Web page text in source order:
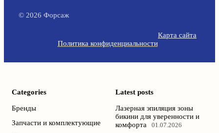
© 2026 Форсаж
Карта сайта
Политика конфиденциальности
Categories
Бренды
Запчасти и комплектующие
Latest posts
Лазерная эпиляция зоны
бикини для уверенности и
комфорта
01.07.2026